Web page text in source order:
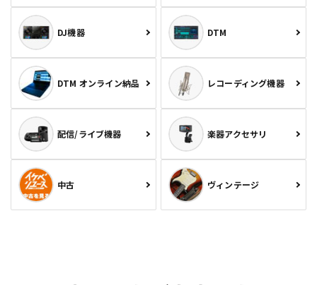
DJ機器 DTM
DTM オンライン納品 レコーディング機器
配信/ライブ機器 楽器アクセサリ
中古 ヴィンテージ